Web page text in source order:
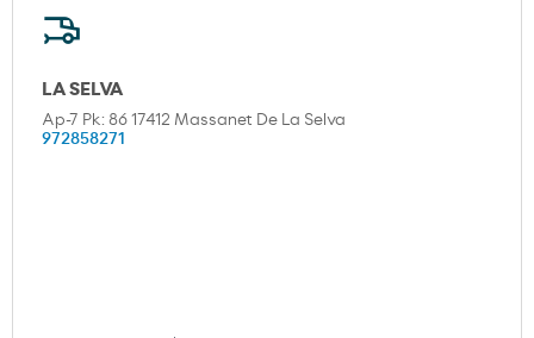
LA SELVA
Ap-7 Pk: 86 17412 Massanet De La Selva
972858271